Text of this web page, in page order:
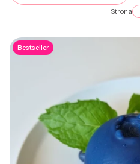
Strona
Bestseller